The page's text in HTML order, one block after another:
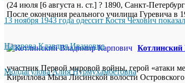
13 ноября 1943 года одессит Костя Чехович
Назарова Клавдия Ивановна
Молдагулова Алия Нурмухамбетовна
(24 июля [6 августа н. ст.] ? 1890, Санкт-
После окончания реального училища Гуревича в
участник Первой мировой войны, герой «атаки
Кириллова Мыза Лисинской волости